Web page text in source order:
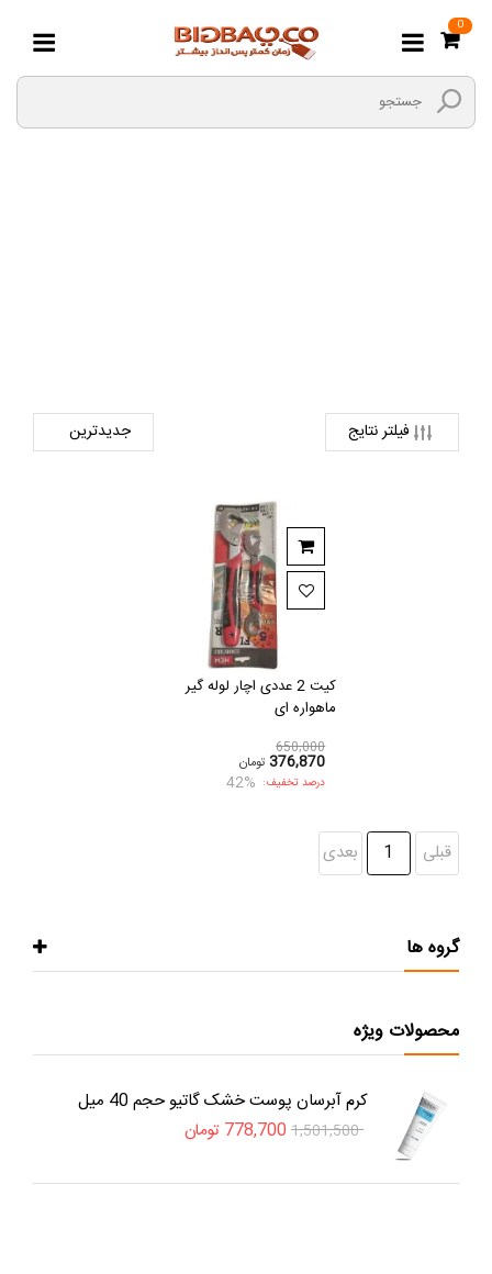
0
فیلتر نتایج
کیت 2 عددی اچار لوله گیر
ماهواره ای
650,000
376,870 تومان
درصد تخفیف: 42%
قبلی 1 بعدی
گروه ها
محصولات ویژه
کرم آبرسان پوست خشک گاتیو حجم 40 میل
1,501,500
778,700 تومان